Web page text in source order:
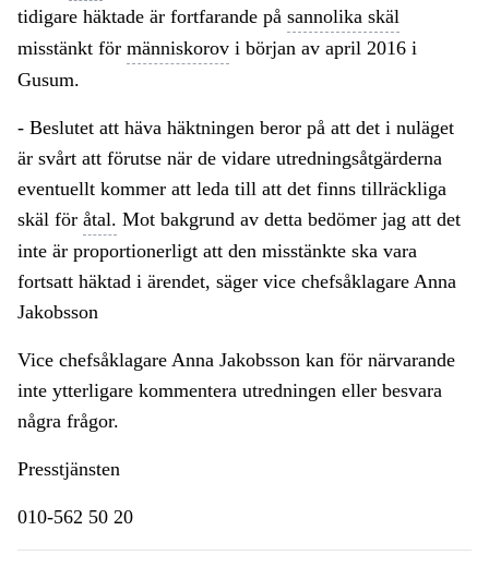
tidigare häktade är fortfarande på sannolika skäl
misstänkt för människorov i början av april 2016 i
Gusum.
- Beslutet att häva häktningen beror på att det i nuläget
är svårt att förutse när de vidare utredningsåtgärderna
eventuellt kommer att leda till att det finns tillräckliga
skäl för åtal. Mot bakgrund av detta bedömer jag att det
inte är proportionerligt att den misstänkte ska vara
fortsatt häktad i ärendet, säger vice chefsåklagare Anna
Jakobsson
Vice chefsåklagare Anna Jakobsson kan för närvarande
inte ytterligare kommentera utredningen eller besvara
några frågor.
Presstjänsten
010-562 50 20